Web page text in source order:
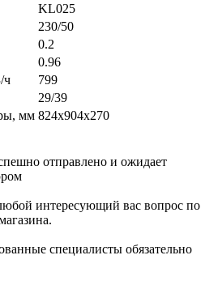
KL025
230/50
0.2
0.96
ч
799
29/39
мм 824х904х270
отправлено и ожидает
интересующий вас вопрос по
специалисты обязательно